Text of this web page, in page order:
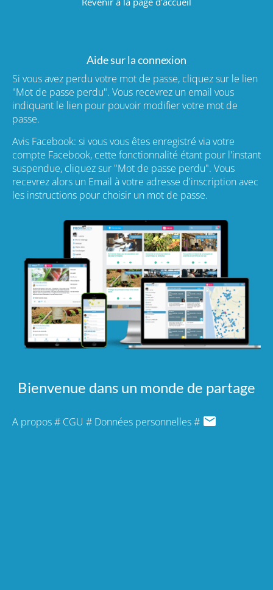
Aide sur la connexion
Si vous avez perdu votre mot de passe, cliquez sur le lien
"Mot de passe perdu". Vous recevrez un email vous
indiquant le lien pour pouvoir modifier votre mot de
passe.
Avis Facebook: si vous vous êtes enregistré via votre
compte Facebook, cette fonctionnalité étant pour l'instant
suspendue, cliquez sur "Mot de passe perdu". Vous
recevrez alors un Email à votre adresse d'inscription avec
les instructions pour choisir un mot de passe.
Bienvenue dans un monde de partage
A propos# CGU # Données personnelles#